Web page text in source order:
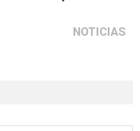
NOTICIAS